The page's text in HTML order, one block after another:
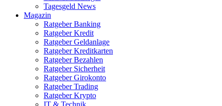
Tagesgeld News
Magazin
Ratgeber Banking
Ratgeber Kredit
Ratgeber Geldanlage
Ratgeber Kreditkarten
Ratgeber Bezahlen
Ratgeber Sicherheit
Ratgeber Girokonto
Ratgeber Trading
Ratgeber Krypto
IT & Technik